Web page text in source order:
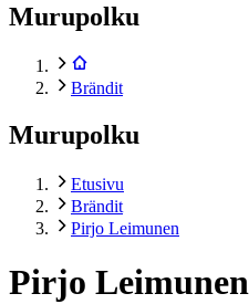
Murupolku
Brändit
Murupolku
Etusivu
Brändit
Pirjo Leimunen
Pirjo Leimunen